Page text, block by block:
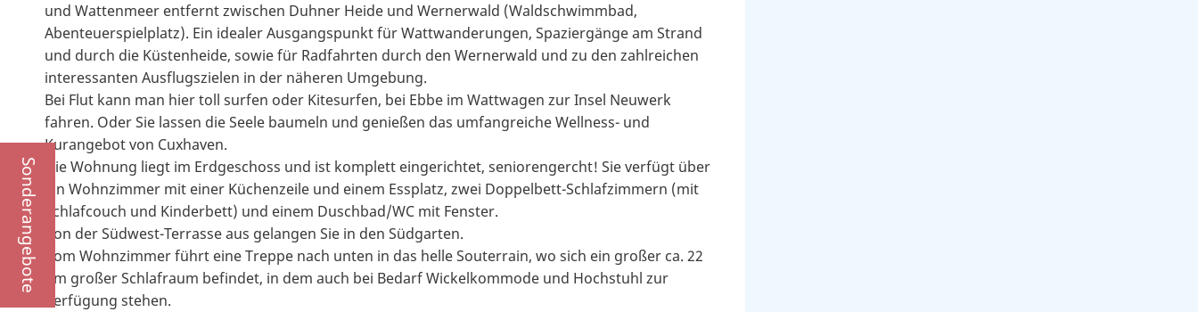
Sonderangebote
und Wattenmeer entfernt zwischen Duhner Heide und Wernerwald (Waldschwimmbad,
Abenteuerspielplatz). Ein idealer Ausgangspunkt für Wattwanderungen, Spaziergänge am Strand
und durch die Küstenheide, sowie für Radfahrten durch den Wernerwald und zu den zahlreichen
interessanten Ausflugszielen in der näheren Umgebung.
Bei Flut kann man hier toll surfen oder Kitesurfen, bei Ebbe im Wattwagen zur Insel Neuwerk
fahren. Oder Sie lassen die Seele baumeln und genießen das umfangreiche Wellness- und
Kurangebot von Cuxhaven.
Die Wohnung liegt im Erdgeschoss und ist komplett eingerichtet, seniorengercht! Sie verfügt über
ein Wohnzimmer mit einer Küchenzeile und einem Essplatz, zwei Doppelbett-Schlafzimmern (mit
Schlafcouch und Kinderbett) und einem Duschbad/WC mit Fenster.
Von der Südwest-Terrasse aus gelangen Sie in den Südgarten.
Vom Wohnzimmer führt eine Treppe nach unten in das helle Souterrain, wo sich ein großer ca. 22
qm großer Schlafraum befindet, in dem auch bei Bedarf Wickelkommode und Hochstuhl zur
Verfügung stehen.